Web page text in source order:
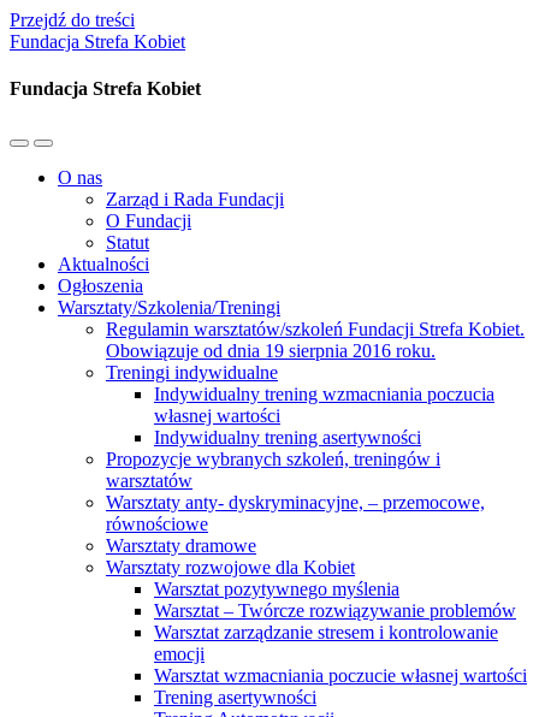
Przejdź do treści
Fundacja Strefa Kobiet
Fundacja Strefa Kobiet
Przełącz
mobilne
Przełącz
pole
wyszukiwania
O nas
Zarząd i Rada Fundacji
O Fundacji
Statut
Aktualności
Ogłoszenia
Warsztaty/Szkolenia/Treningi
Regulamin warsztatów/szkoleń Fundacji Strefa Kobiet.
Obowiązuje od dnia 19 sierpnia 2016 roku.
Treningi indywidualne
Indywidualny trening wzmacniania poczucia
własnej wartości
Indywidualny trening asertywności
Propozycje wybranych szkoleń, treningów i
warsztatów
Warsztaty anty- dyskryminacyjne, – przemocowe,
równościowe
Warsztaty dramowe
Warsztaty rozwojowe dla Kobiet
Warsztat pozytywnego myślenia
Warsztat – Twórcze rozwiązywanie problemów
Warsztat zarządzanie stresem i kontrolowanie
emocji
Warsztat wzmacniania poczucie własnej wartości
Trening asertywności